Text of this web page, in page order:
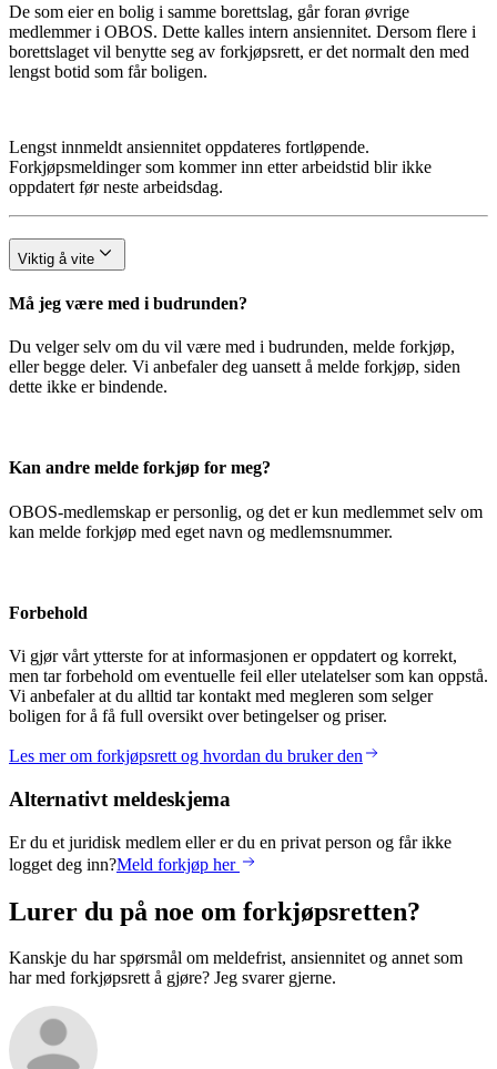
De som eier en bolig i samme borettslag, går foran øvrige
medlemmer i OBOS. Dette kalles intern ansiennitet. Dersom flere i
borettslaget vil benytte seg av forkjøpsrett, er det normalt den med
lengst botid som får boligen.
Lengst innmeldt ansiennitet oppdateres fortløpende.
Forkjøpsmeldinger som kommer inn etter arbeidstid blir ikke
oppdatert før neste arbeidsdag.
Viktig å vite
Må jeg være med i budrunden?
Du velger selv om du vil være med i budrunden, melde forkjøp,
eller begge deler. Vi anbefaler deg uansett å melde forkjøp, siden
dette ikke er bindende.
Kan andre melde forkjøp for meg?
OBOS-medlemskap er personlig, og det er kun medlemmet selv om
kan melde forkjøp med eget navn og medlemsnummer.
Forbehold
Vi gjør vårt ytterste for at informasjonen er oppdatert og korrekt,
men tar forbehold om eventuelle feil eller utelatelser som kan oppstå.
Vi anbefaler at du alltid tar kontakt med megleren som selger
boligen for å få full oversikt over betingelser og priser.
Les mer om forkjøpsrett og hvordan du bruker den
Alternativt meldeskjema
Er du et juridisk medlem eller er du en privat person og får ikke
logget deg inn?Meld forkjøp her
Lurer du på noe om forkjøpsretten?
Kanskje du har spørsmål om meldefrist, ansiennitet og annet som
har med forkjøpsrett å gjøre? Jeg svarer gjerne.